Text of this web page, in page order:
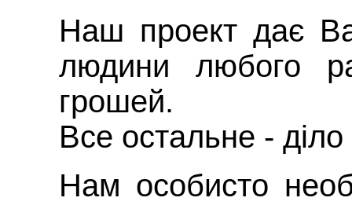
Наш проект дає
людини любого
грошей.
Все остальне -
Нам особисто